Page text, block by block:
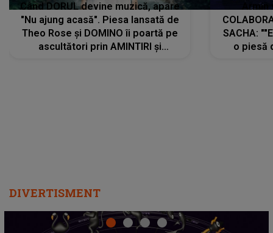
Când DORUL devine muzică, apare
"Nu ajung acasă". Piesa lansată de
Theo Rose și DOMINO îi poartă pe
ascultători prin AMINTIRI și
SACHA:
o piesă
DIVERTISMENT